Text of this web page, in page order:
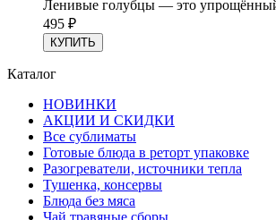
Ленивые голубцы — это упрощённый
495 ₽
КУПИТЬ
Каталог
НОВИНКИ
АКЦИИ И СКИДКИ
Все сублиматы
Готовые блюда в реторт упаковке
Разогреватели, источники тепла
Тушенка, консервы
Блюда без мяса
Чай,травяные сборы